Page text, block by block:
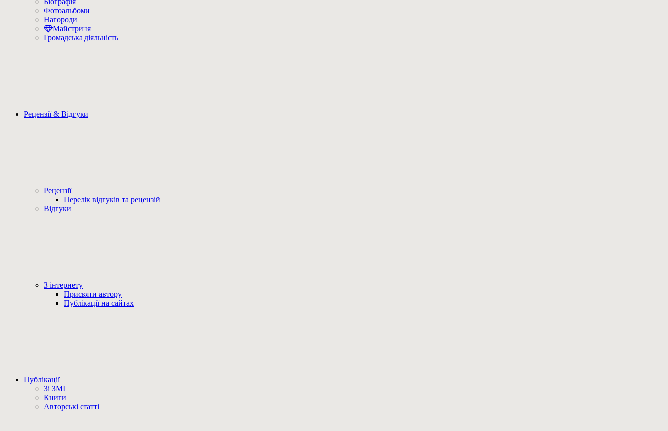
Біографія
Фотоальбоми
Нагороди
Майстриня
Громадська діяльність
Рецензії & Відгуки
Рецензії
Перелік відгуків та рецензій
Відгуки
З інтернету
Присвяти автору
Публікації на сайтах
Публікації
Зі ЗМІ
Книги
Авторські статті